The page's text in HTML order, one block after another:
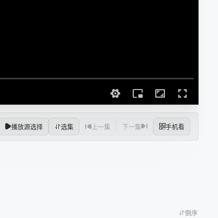
播放源选择 选集 上一集 下一集 手机看
倒序